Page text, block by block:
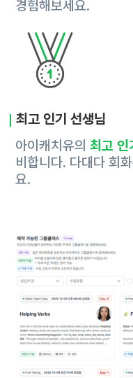
경험해보세요.
최고 인기 선생님
아이캐치유의최고 인
비합니다. 다대다 회
요.